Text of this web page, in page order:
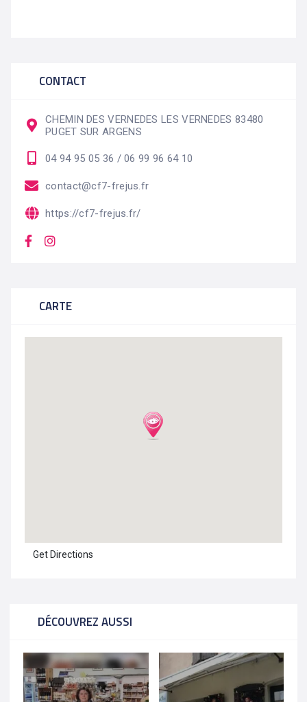
CONTACT
CHEMIN DES VERNEDES LES VERNEDES 83480
PUGET SUR ARGENS
04 94 95 05 36 / 06 99 96 64 10
contact@cf7-frejus.fr
https://cf7-frejus.fr/
CARTE
Get Directions
DÉCOUVREZ AUSSI